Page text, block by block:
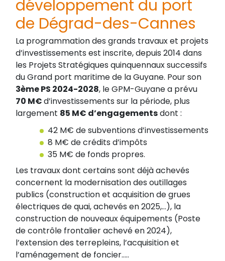
développement du port
de Dégrad-des-Cannes
La programmation des grands travaux et projets
d’investissements est inscrite, depuis 2014 dans
les Projets Stratégiques quinquennaux successifs
du Grand port maritime de la Guyane. Pour son
3ème PS 2024-2028, le GPM-Guyane a prévu
70 M€d’investissements sur la période, plus
largement 85 M€ d’engagementsdont :
42 M€ de subventions d’investissements
8 M€ de crédits d’impôts
35 M€ de fonds propres.
Les travaux dont certains sont déjà achevés
concernent la modernisation des outillages
publics (construction et acquisition de grues
électriques de quai, achevés en 2025,…), la
construction de nouveaux équipements (Poste
de contrôle frontalier achevé en 2024),
l’extension des terrepleins, l’acquisition et
l’aménagement de foncier…..